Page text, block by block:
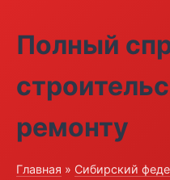
Полный
ремонту
Главная » Сибирский